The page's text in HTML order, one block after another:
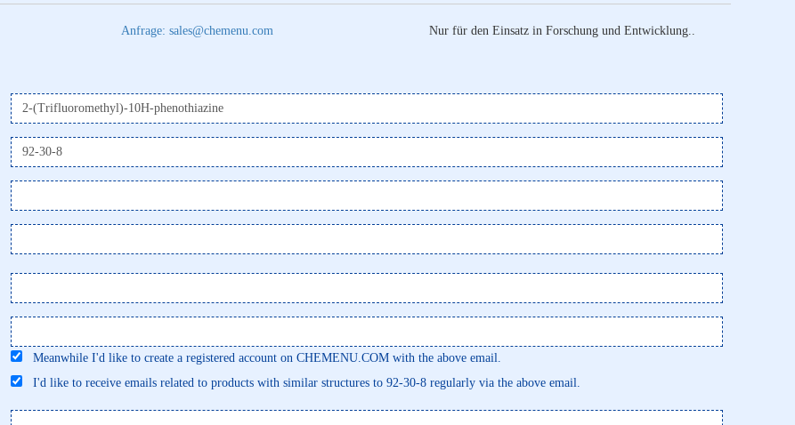
Anfrage: sales@chemenu.com Nur für den Einsatz in Forschung und Entwicklung..
Meanwhile I'd like to create a registered account on CHEMENU.COM with the above email.
I'd like to receive emails related to products with similar structures to 92-30-8 regularly via the above email.